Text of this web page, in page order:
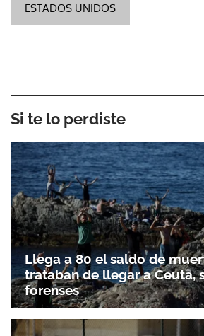
ESTADOS UNIDOS
Si te lo perdiste
Llega a 80 el saldo de
trataban de llegar a Ceuta,
forenses